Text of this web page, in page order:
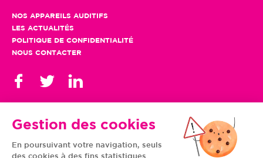
Gestion des cookies
En poursuivant votre navigation, seuls
des cookies à des fins statistiques
NOS APPAREILS AUDITIFS
LES ACTUALITÉS
POLITIQUE DE CONFIDENTIALITÉ
NOUS CONTACTER
TOUS NOS CENTRES